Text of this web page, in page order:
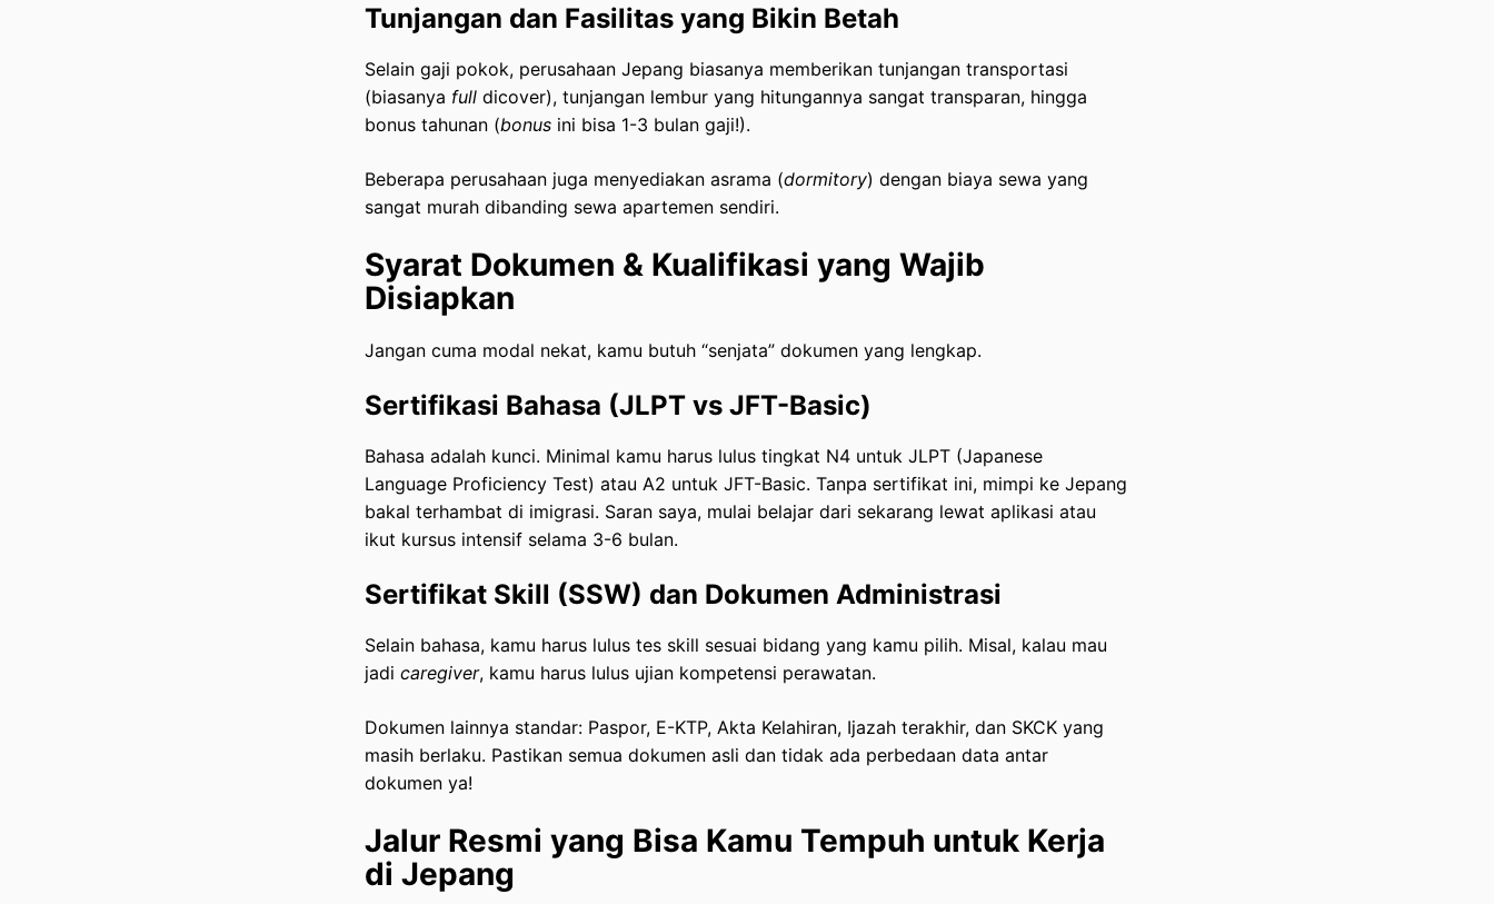
Tunjangan dan Fasilitas yang Bikin Betah
Selain gaji pokok, perusahaan Jepang biasanya memberikan tunjangan transportasi
(biasanya full dicover), tunjangan lembur yang hitungannya sangat transparan, hingga
bonus tahunan (bonus ini bisa 1-3 bulan gaji!).
Beberapa perusahaan juga menyediakan asrama (dormitory) dengan biaya sewa yang
sangat murah dibanding sewa apartemen sendiri.
Syarat Dokumen & Kualifikasi yang Wajib
Disiapkan
Jangan cuma modal nekat, kamu butuh “senjata” dokumen yang lengkap.
Sertifikasi Bahasa (JLPT vs JFT-Basic)
Bahasa adalah kunci. Minimal kamu harus lulus tingkat N4 untuk JLPT (Japanese
Language Proficiency Test) atau A2 untuk JFT-Basic. Tanpa sertifikat ini, mimpi ke Jepang
bakal terhambat di imigrasi. Saran saya, mulai belajar dari sekarang lewat aplikasi atau
ikut kursus intensif selama 3-6 bulan.
Sertifikat Skill (SSW) dan Dokumen Administrasi
Selain bahasa, kamu harus lulus tes skill sesuai bidang yang kamu pilih. Misal, kalau mau
jadi caregiver, kamu harus lulus ujian kompetensi perawatan.
Dokumen lainnya standar: Paspor, E-KTP, Akta Kelahiran, Ijazah terakhir, dan SKCK yang
masih berlaku. Pastikan semua dokumen asli dan tidak ada perbedaan data antar
dokumen ya!
Jalur Resmi yang Bisa Kamu Tempuh untuk Kerja
di Jepang